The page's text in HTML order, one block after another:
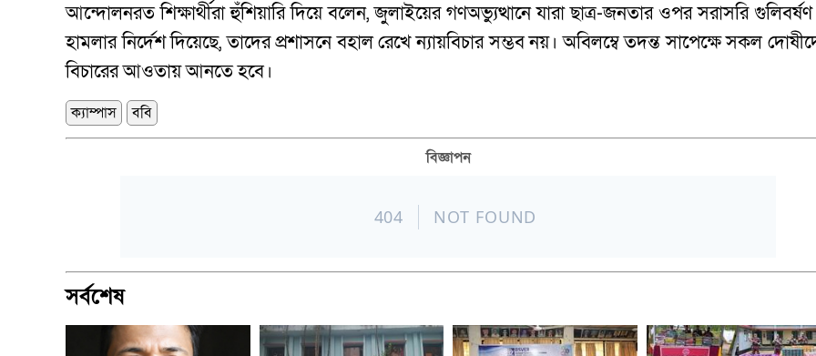
আন্দোলনরত শিক্ষার্থীরা হুঁশিয়ারি দিয়ে বলেন, জুলাইয়ের গণঅভ্যুত্থানে যারা ছাত্র-জনতার ওপর সরাসরি
হামলার নির্দেশ দিয়েছে, তাদের প্রশাসনে বহাল রেখে ন্যায়বিচার সম্ভব নয়। অবিলম্বে তদন্ত সাপেক্ষে সকল
বিচারের আওতায় আনতে হবে।
ক্যাম্পাস ববি
বিজ্ঞাপন
সর্বশেষ